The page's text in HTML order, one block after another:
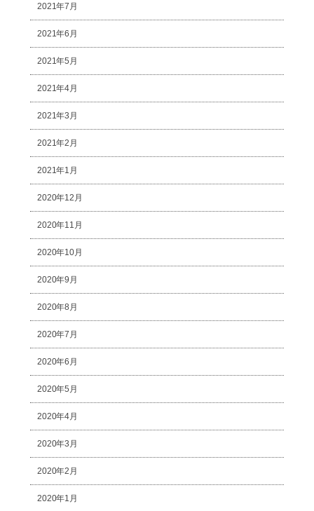
2021年7月
2021年6月
2021年5月
2021年4月
2021年3月
2021年2月
2021年1月
2020年12月
2020年11月
2020年10月
2020年9月
2020年8月
2020年7月
2020年6月
2020年5月
2020年4月
2020年3月
2020年2月
2020年1月